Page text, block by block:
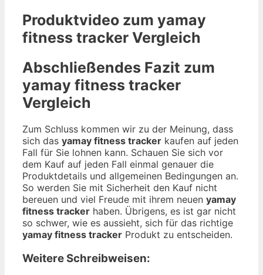
Produktvideo zum yamay
fitness tracker Vergleich
Abschließendes Fazit zum
yamay fitness tracker
Vergleich
Zum Schluss kommen wir zu der Meinung, dass
sich das yamay fitness tracker kaufen auf jeden
Fall für Sie lohnen kann. Schauen Sie sich vor
dem Kauf auf jeden Fall einmal genauer die
Produktdetails und allgemeinen Bedingungen an.
So werden Sie mit Sicherheit den Kauf nicht
bereuen und viel Freude mit ihrem neuen yamay
fitness tracker haben. Übrigens, es ist gar nicht
so schwer, wie es aussieht, sich für das richtige
yamay fitness tracker Produkt zu entscheiden.
Weitere Schreibweisen: